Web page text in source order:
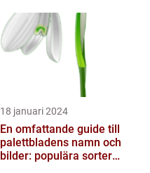
18 januari 2024
En omfattande guide till
palettbladens namn och
bilder: populära sorter